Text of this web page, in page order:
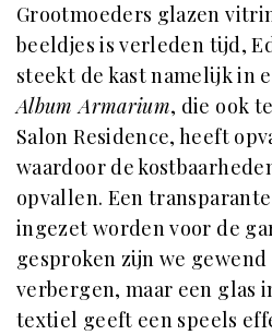
Grootmoeders glazen
beeldjes is verleden tijd,
steekt de kast namelijk in
Album Armarium, die ook
Salon Residence, heeft
waardoor de
opvallen. Een
ingezet worden voor de
gesproken zijn we
verbergen, maar een glas
textiel geeft een speels